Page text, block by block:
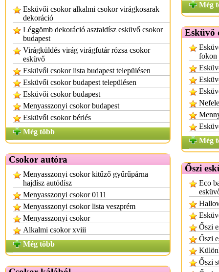
Esküvői csokor alkalmi csokor virágkosarak
dekoráció
Léggömb dekoráció asztaldísz esküvő csokor
budapest
Virágküldés virág virágfutár rózsa csokor
esküvő
Esküvői csokor lista budapest településen
Esküvői csokor budapest településen
Esküvői csokor budapest
Menyasszonyi csokor budapest
Esküvői csokor bérlés
Még több
Csokor autóra
Menyasszonyi csokor kitűző gyűrűpárna
hajdísz autódísz
Menyasszonyi csokor 0111
Menyasszonyi csokor lista veszprém
Menyasszonyi csokor
Alkalmi csokor xviii
Még több
Még
Esküvő
fokon
Még
Őszi
Eco
Őszi
Őszi
Őszi